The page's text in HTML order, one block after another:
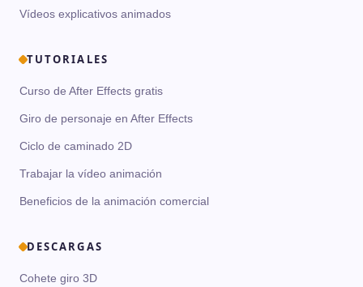
Vídeos explicativos animados
TUTORIALES
Curso de After Effects gratis
Giro de personaje en After Effects
Ciclo de caminado 2D
Trabajar la vídeo animación
Beneficios de la animación comercial
DESCARGAS
Cohete giro 3D